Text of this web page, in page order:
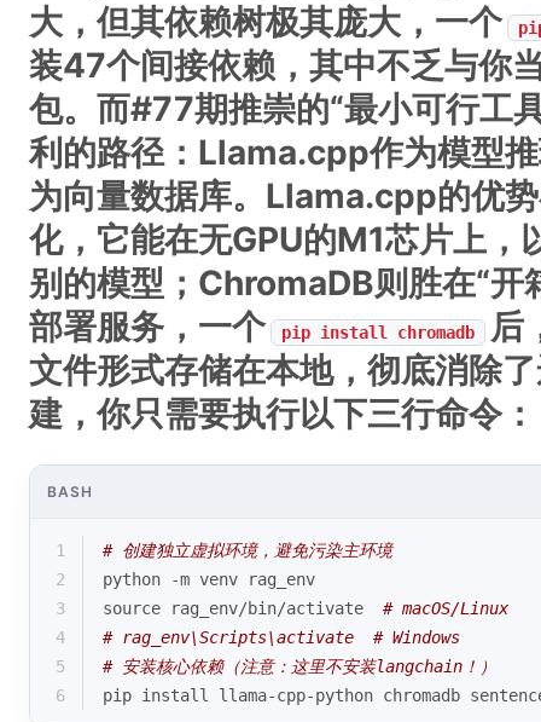
大，但其依赖树极其庞大，一个
装47个间接依赖，其中不乏与你
包。而#77期推崇的“最小可行工
利的路径： Llama.cpp作为模型
为向量数据库。Llama.cpp的优
化，它能在无GPU的M1芯片上，
别的模型；ChromaDB则胜在“开
部署服务，一个
pip install chromadb
后
文件形式存储在本地，彻底消除
建，你只需要执行以下三行命令：
BASH
1
# 创建独立虚拟环境，避免污染主环境
2
python -m venv rag_env
3
source rag_env/bin/activate # macOS/Linux
4
# rag_env\Scripts\activate  # Windows
5
# 安装核心依赖（注意：这里不安装langchain！）
6
pip install llama-cpp-python chromadb